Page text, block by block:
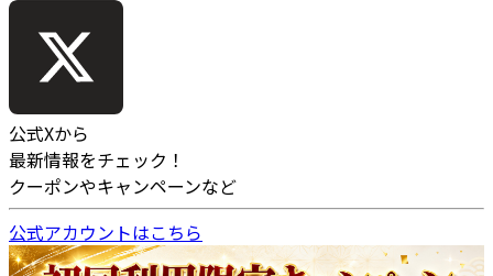
公式Xから
最新情報をチェック！
クーポンやキャンペーンなど
公式アカウントはこちら